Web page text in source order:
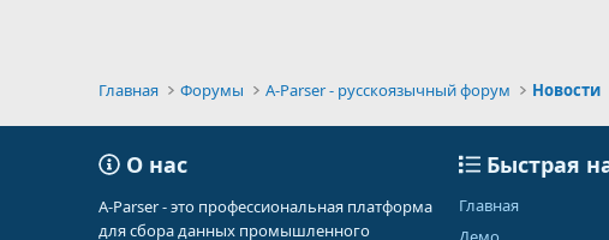
Главная Форумы A-Parser - русскоязычный форум Новости
О нас
A-Parser - это профессиональная платформа
для сбора данных промышленного
Быстрая
Главная